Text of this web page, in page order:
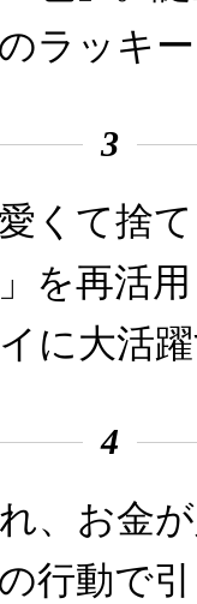
ラッキ
3
くて捨
を再活
に大活
4
、お金
行動で